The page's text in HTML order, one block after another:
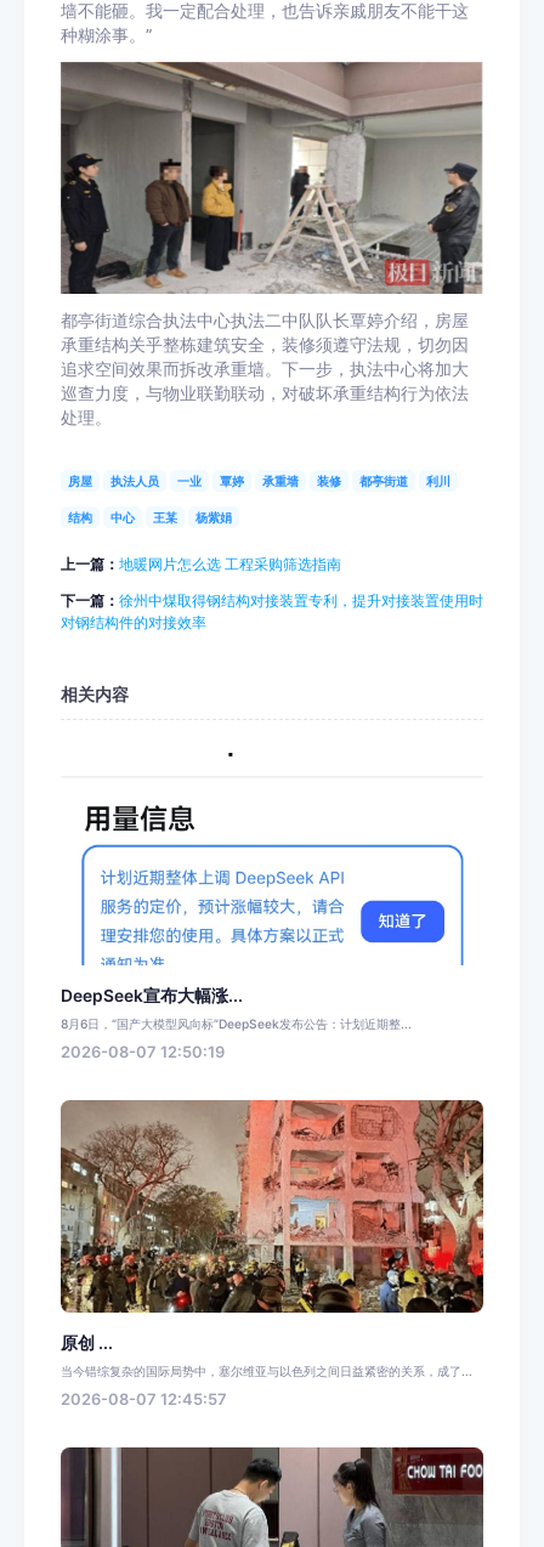
墙不能砸。我一定配合处理，也告诉亲戚朋友不能干这
种糊涂事。”
都亭街道综合执法中心执法二中队队长覃婷介绍，房屋
承重结构关乎整栋建筑安全，装修须遵守法规，切勿因
追求空间效果而拆改承重墙。下一步，执法中心将加大
巡查力度，与物业联勤联动，对破坏承重结构行为依法
处理。
房屋 执法人员 一业 覃婷 承重墙 装修 都亭街道 利川
结构 中心 王某 杨紫娟
上一篇： 地暖网片怎么选 工程采购筛选指南
下一篇： 徐州中煤取得钢结构对接装置专利，提升对接装置使用时
对钢结构件的对接效率
相关内容
DeepSeek宣布大幅涨...
8月6日，“国产大模型风向标”DeepSeek发布公告：计划近期整...
2026-08-07 12:50:19
原创 ...
当今错综复杂的国际局势中，塞尔维亚与以色列之间日益紧密的关系，成了...
2026-08-07 12:45:57